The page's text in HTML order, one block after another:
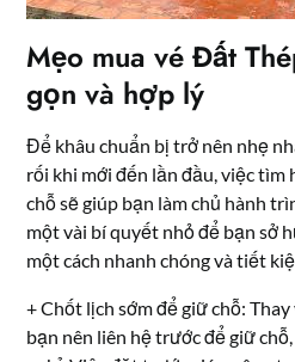
Mẹo mua vé Đất
gọn và hợp lý
Để khâu chuẩn bị trở nên nhẹ
rối khi mới đến lần đầu, việc
chỗ sẽ giúp bạn làm chủ hành
một vài bí quyết nhỏ để bạn sở
một cách nhanh chóng và tiết
+ Chốt lịch sớm để giữ chỗ:
bạn nên liên hệ trước để giữ